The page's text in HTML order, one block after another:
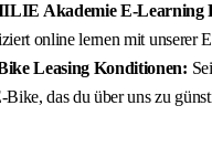
Akademie E-Learning
online lernen mit unserer
Leasing Konditionen:
Bike, das du über uns zu